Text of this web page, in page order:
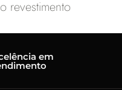
revestimento
em